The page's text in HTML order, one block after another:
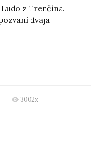
z Trenčína.
dvaja
3002x